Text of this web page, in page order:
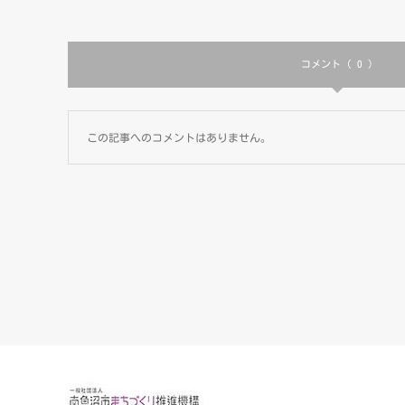
コメント ( 0 )
この記事へのコメントはありません。